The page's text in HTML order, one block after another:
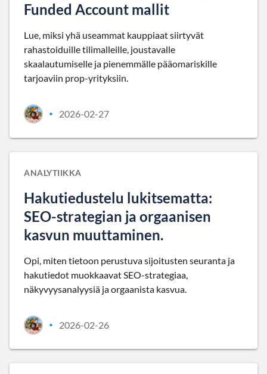
Funded Account mallit
Lue, miksi yhä useammat kauppiaat siirtyvät
rahastoiduille tilimalleille, joustavalle
skaalautumiselle ja pienemmälle pääomariskille
tarjoaviin prop-yrityksiin.
• 2026-02-27
ANALYTIIKKA
Hakutiedustelu lukitsematta:
SEO-strategian ja orgaanisen
kasvun muuttaminen.
Opi, miten tietoon perustuva sijoitusten seuranta ja
hakutiedot muokkaavat SEO-strategiaa,
näkyvyysanalyysiä ja orgaanista kasvua.
• 2026-02-26